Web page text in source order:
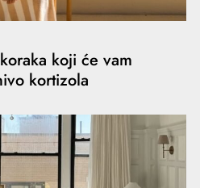
koji će vam
kortizola